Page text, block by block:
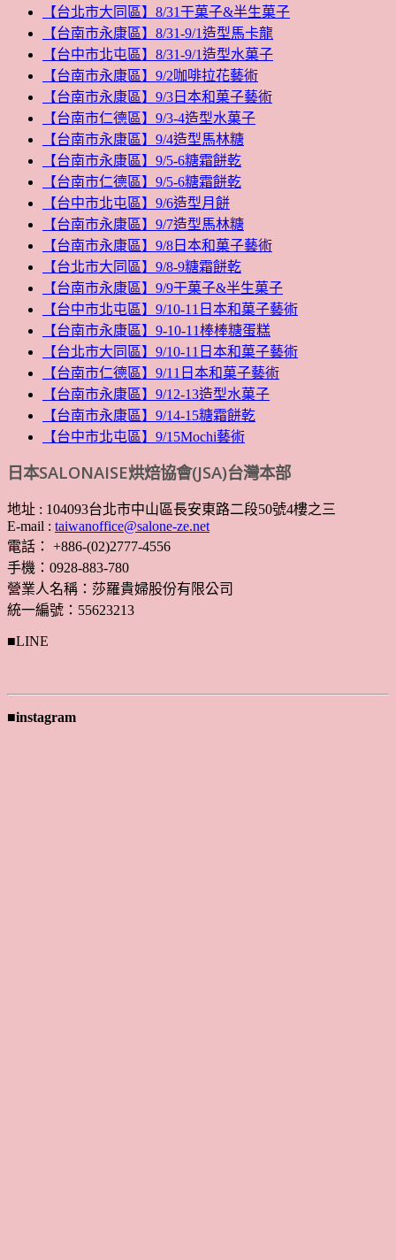
【台北市大同區】8/31干菓子&半生菓子
【台南市永康區】8/31-9/1造型馬卡龍
【台中市北屯區】8/31-9/1造型水菓子
【台南市永康區】9/2咖啡拉花藝術
【台南市永康區】9/3日本和菓子藝術
【台南市仁德區】9/3-4造型水菓子
【台南市永康區】9/4造型馬林糖
【台南市永康區】9/5-6糖霜餅乾
【台南市仁德區】9/5-6糖霜餅乾
【台中市北屯區】9/6造型月餅
【台南市永康區】9/7造型馬林糖
【台南市永康區】9/8日本和菓子藝術
【台北市大同區】9/8-9糖霜餅乾
【台南市永康區】9/9干菓子&半生菓子
【台中市北屯區】9/10-11日本和菓子藝術
【台南市永康區】9-10-11棒棒糖蛋糕
【台北市大同區】9/10-11日本和菓子藝術
【台南市仁德區】9/11日本和菓子藝術
【台南市永康區】9/12-13造型水菓子
【台南市永康區】9/14-15糖霜餅乾
【台中市北屯區】9/15Mochi藝術
日本SALONAISE烘焙協會(JSA)台灣本部
地址 : 104093台北市中山區長安東路二段50號4樓之三
E-mail : taiwanoffice@salone-ze.net
電話： +886-(02)2777-4556
手機：0928-883-780
營業人名稱：莎羅貴婦股份有限公司
統一編號：55623213
■LINE
■instagram